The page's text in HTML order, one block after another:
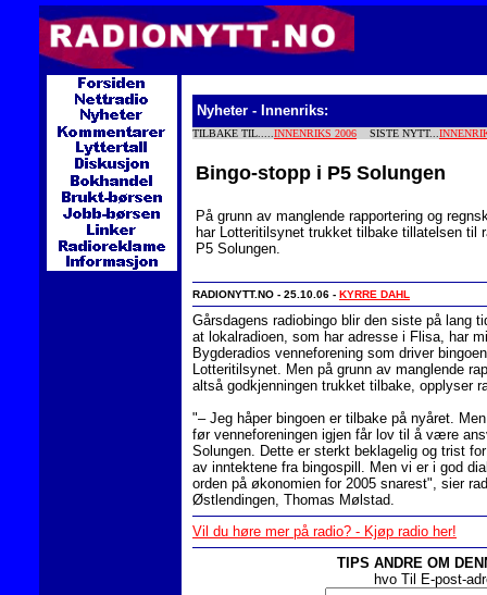
Nyheter - Innenriks:
TILBAKE TIL..... INNENRIKS 2006 SISTE NYTT...
Bingo-stopp i P5 Solungen
På grunn av manglende rapportering og
har Lotteritilsynet trukket tilbake tillatelsen til
P5 Solungen.
RADIONYTT.NO - 25.10.06 - KYRRE DAHL
Gårsdagens radiobingo blir den siste på lang
at lokalradioen, som har adresse i Flisa, har
Bygderadios venneforening som driver
Lotteritilsynet. Men på grunn av manglende
altså godkjenningen trukket tilbake, opplyser
"– Jeg håper bingoen er tilbake på nyåret.
før venneforeningen igjen får lov til å være
Solungen. Dette er sterkt beklagelig og trist
av inntektene fra bingospill. Men vi er i god
orden på økonomien for 2005 snarest", sier
Østlendingen, Thomas Mølstad.
Vil du høre mer på radio? - Kjøp radio her!
TIPS ANDRE OM
hvo Til E-post-